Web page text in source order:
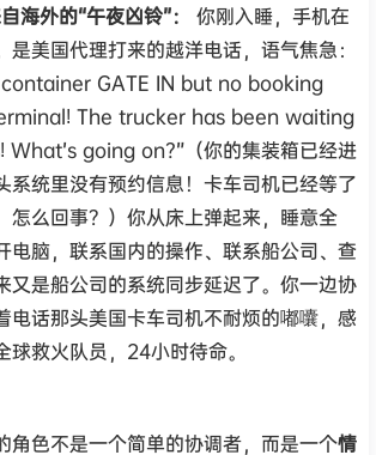
海外的“午夜凶铃”：
你刚入睡，手机在
是美国代理打来的越洋电话，语气焦急：
GATE IN but no booking
The trucker has been waiting
going on?”（你的集装箱已经进
系统里没有预约信息！卡车司机已经等了
怎么回事？）你从床上弹起来，睡意全
电脑，联系国内的操作、联系船公司、查
是船公司的系统同步延迟了。你一边协
电话那头美国卡车司机不耐烦的嘟囔，感
球救火队员，24小时待命。
角色不是一个简单的协调者，而是一个情